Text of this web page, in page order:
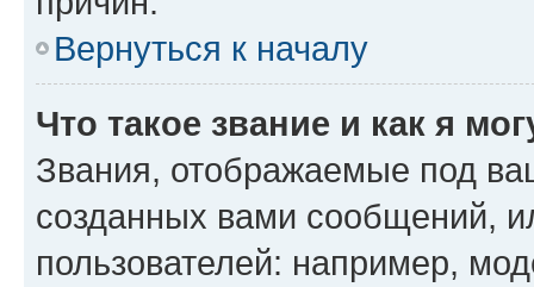
Вернуться к началу
Что такое звание и как я
Звания, отображаемые под
созданных вами сообщений,
пользователей: например,